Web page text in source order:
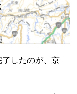
したのが、京